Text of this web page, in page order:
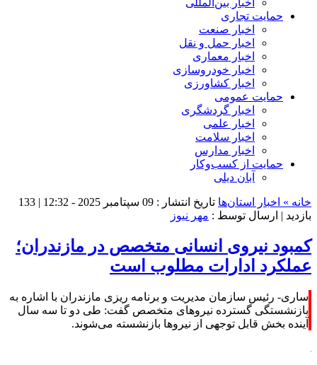
حمایت تجاری
اخبار صنعت
اخبار حمل و نقل
اخبار معماری
اخبار خودروسازی
اخبار کشاورزی
حمایت عمومی
اخبار گردشگری
اخبار علمی
اخبار سلامت
اخبار مدارس
حمایت از کسب‌وکار
آبان دیلی
خانه » اخبار استان‌ها تاریخ انتشار : 09 سپتامبر 2025 - 12:32 |
133
بازدید | ارسال توسط : مهر نیوز
کمبود نیروی انسانی متخصص در مازندران؛
عملکرد ادارات مطلوب است
ساری- رئیس سازمان مدیریت و برنامه ریزی مازندران با اشاره به
بازنشستگی گسترده نیروهای متخصص گفت: طی دو تا سه سال
آینده بخش قابل توجهی از نیروها بازنشسته می‌شوند.